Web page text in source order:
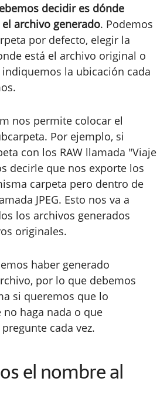
decidir es dónde
archivo generado. Podemos
por defecto, elegir la
está el archivo original o
la ubicación cada
nos permite colocar el
Por ejemplo, si
con los RAW llamada "Viaje
decirle que nos exporte los
carpeta pero dentro de
JPEG. Esto nos va a
los archivos generados
originales.
haber generado
por lo que debemos
si queremos que lo
no haga nada o que
cada vez.
el nombre al